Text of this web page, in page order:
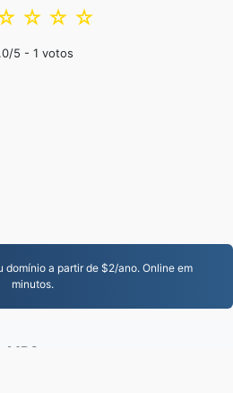
☆
☆
☆
/5 - 1 votos
a partir de $2/ano. Online em
minutos.
MP3.to